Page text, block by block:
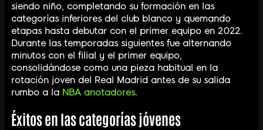
siendo niño, completando su formación en las
categorías inferiores del club blanco y quemando
etapas hasta debutar con el primer equipo en 2022.
Durante las temporadas siguientes fue alternando
minutos con el filial y el primer equipo,
consolidándose como una pieza habitual en la
rotación joven del Real Madrid antes de su salida
rumbo a la NBA anotadores.
Éxitos en las categorías jóvenes